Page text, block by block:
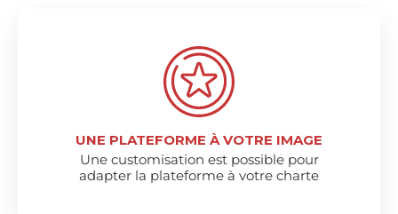
UNE PLATEFORME À VOTRE IMAGE
Une customisation est possible pour
adapter la plateforme à votre charte